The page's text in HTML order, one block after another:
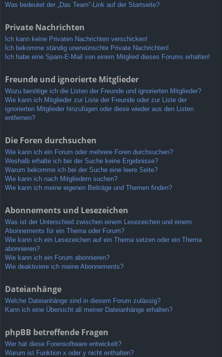
Was bedeutet der „Das Team“-Link auf der Startseite?
Private Nachrichten
Ich kann keine Privaten Nachrichten verschicken!
Ich bekomme ständig unerwünschte Private Nachrichten!
Ich habe eine Spam-E-Mail von einem Mitglied dieses Forums erhalten!
Freunde und ignorierte Mitglieder
Wozu benötige ich die Listen der Freunde und ignorierten Mitglieder?
Wie kann ich Mitglieder zur Liste der Freunde oder zur Liste der
ignorierten Mitglieder hinzufügen oder diese wieder aus den Listen
entfernen?
Die Foren durchsuchen
Wie kann ich ein Forum oder mehrere Foren durchsuchen?
Weshalb erhalte ich bei der Suche keine Ergebnisse?
Warum bekomme ich bei der Suche eine leere Seite?
Wie kann ich nach Mitgliedern suchen?
Wie kann ich meine eigenen Beiträge und Themen finden?
Abonnements und Lesezeichen
Was ist der Unterschied zwischen einem Lesezeichen und einem
Abonnements für ein Thema oder Forum?
Wie kann ich ein Lesezeichen auf ein Thema setzen oder ein Thema
abonnieren?
Wie kann ich ein Forum abonnieren?
Wie deaktiviere ich meine Abonnements?
Dateianhänge
Welche Dateianhänge sind in diesem Forum zulässig?
Kann ich eine Übersicht all meiner Dateianhänge erhalten?
phpBB betreffende Fragen
Wer hat diese Forensoftware entwickelt?
Warum ist Funktion x oder y nicht enthalten?